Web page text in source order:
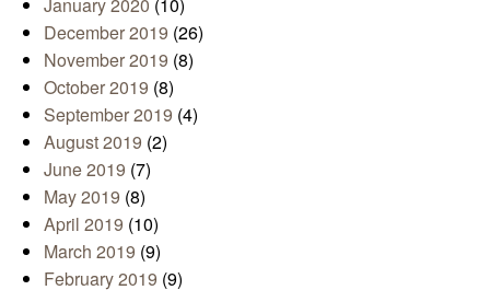
December 2019 (26)
November 2019 (8)
October 2019 (8)
September 2019 (4)
August 2019 (2)
June 2019 (7)
May 2019 (8)
April 2019 (10)
March 2019 (9)
February 2019 (9)